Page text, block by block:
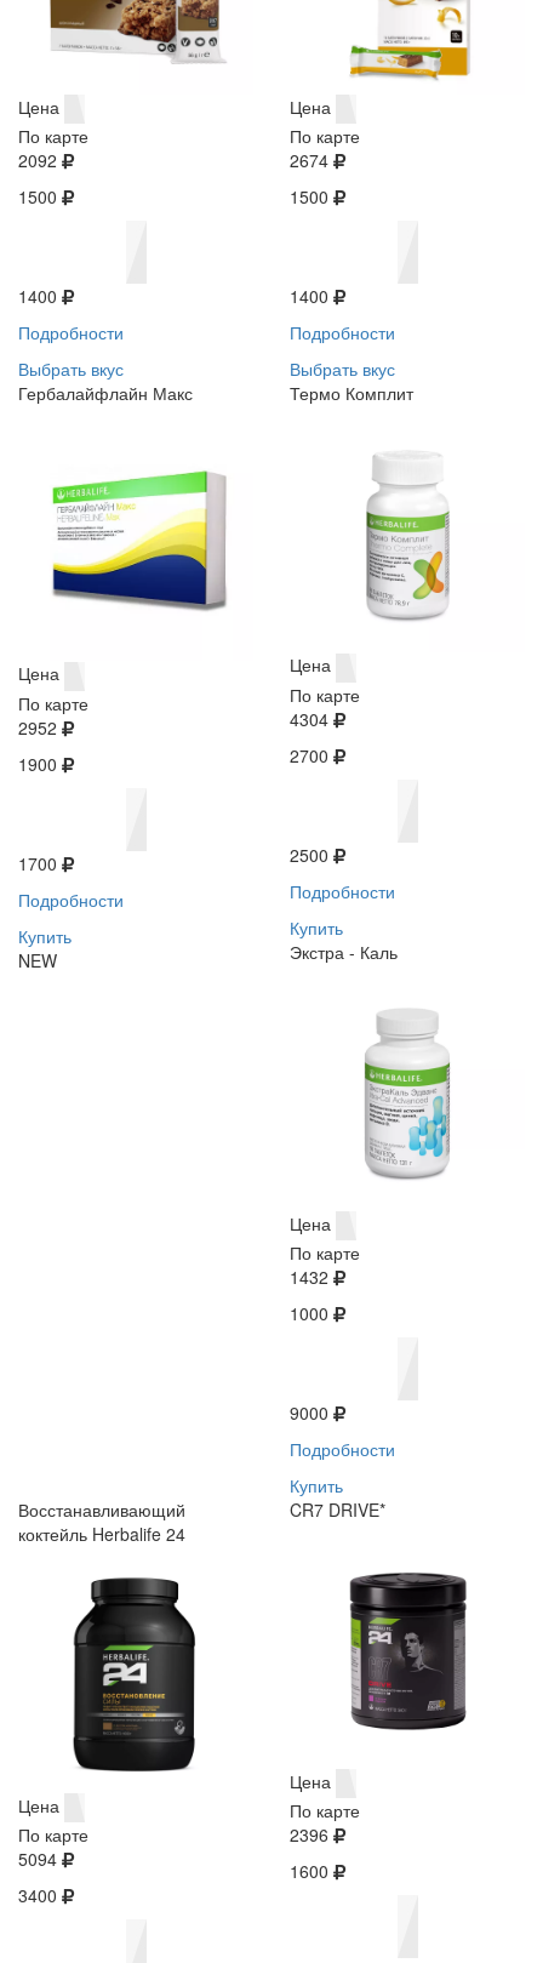
Цена
По карте
2092
1500
1400
Подробности
Выбрать вкус
Цена
По карте
2674
1500
1400
Подробности
Выбрать вкус
Гербалайфлайн Макс
Цена
По карте
2952
1900
1700
Подробности
Купить
NEW
Термо Комплит
Цена
По карте
4304
2700
2500
Подробности
Купить
Экстра - Каль
Цена
По карте
1432
1000
9000
Подробности
Купить
Восстанавливающий
коктейль Herbalife 24
Цена
По карте
5094
3400
CR7 DRIVE*
Цена
По карте
2396
1600